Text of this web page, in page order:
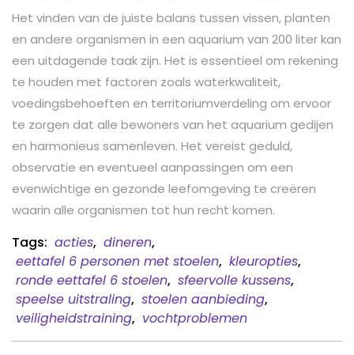
Het vinden van de juiste balans tussen vissen, planten
en andere organismen in een aquarium van 200 liter kan
een uitdagende taak zijn. Het is essentieel om rekening
te houden met factoren zoals waterkwaliteit,
voedingsbehoeften en territoriumverdeling om ervoor
te zorgen dat alle bewoners van het aquarium gedijen
en harmonieus samenleven. Het vereist geduld,
observatie en eventueel aanpassingen om een
evenwichtige en gezonde leefomgeving te creëren
waarin alle organismen tot hun recht komen.
Tags: acties, dineren,
eettafel 6 personen met stoelen, kleuropties,
ronde eettafel 6 stoelen, sfeervolle kussens,
speelse uitstraling, stoelen aanbieding,
veiligheidstraining, vochtproblemen